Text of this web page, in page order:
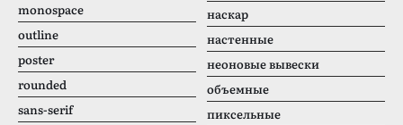
monospace
outline
poster
rounded
sans-serif
наскар
настенные
неоновые вывески
объемные
пиксельные